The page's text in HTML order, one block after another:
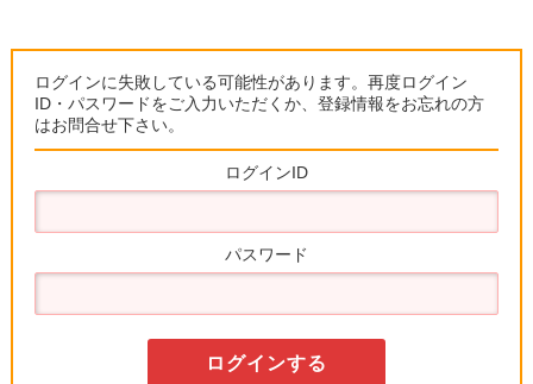
ログインに失敗している可能性があります。再度ログイン
ID・パスワードをご入力いただくか、登録情報をお忘れの方
はお問合せ下さい。
ログインID
パスワード